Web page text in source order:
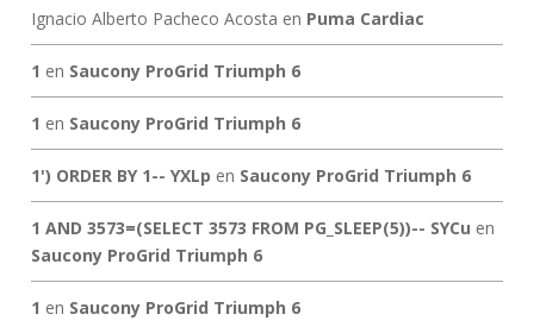
Ignacio Alberto Pacheco Acosta en Puma Cardiac
1 en Saucony ProGrid Triumph 6
1 en Saucony ProGrid Triumph 6
1') ORDER BY 1-- YXLp en Saucony ProGrid Triumph 6
1 AND 3573=(SELECT 3573 FROM PG_SLEEP(5))-- SYCu en
Saucony ProGrid Triumph 6
1 en Saucony ProGrid Triumph 6